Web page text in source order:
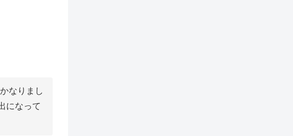
なりまし
になって